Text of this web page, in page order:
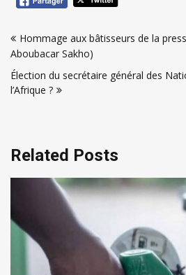
de
l’article
Hommage aux bâtisseurs de la
Aboubacar Sakho)
Élection du secrétaire général des
l’Afrique ?
Related Posts